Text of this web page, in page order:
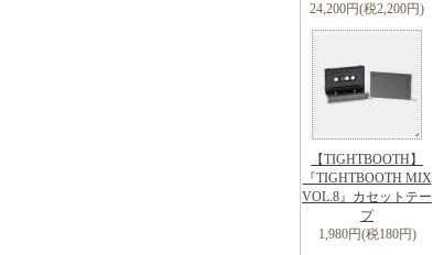
24,200円(税2,200円)
【TIGHTBOOTH】
『TIGHTBOOTH MIX
VOL.8』カセットテー
プ
1,980円(税180円)